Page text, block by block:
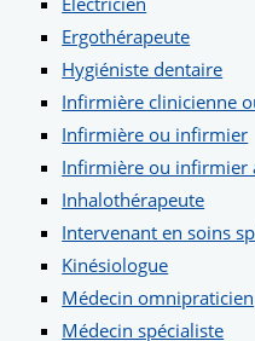
Ergothérapeute
Hygiéniste dentaire
Infirmière clinicienne
Infirmière ou infirmier
Infirmière ou infirmier
Inhalothérapeute
Intervenant en soins
Kinésiologue
Médecin omnipraticien
Médecin spécialiste